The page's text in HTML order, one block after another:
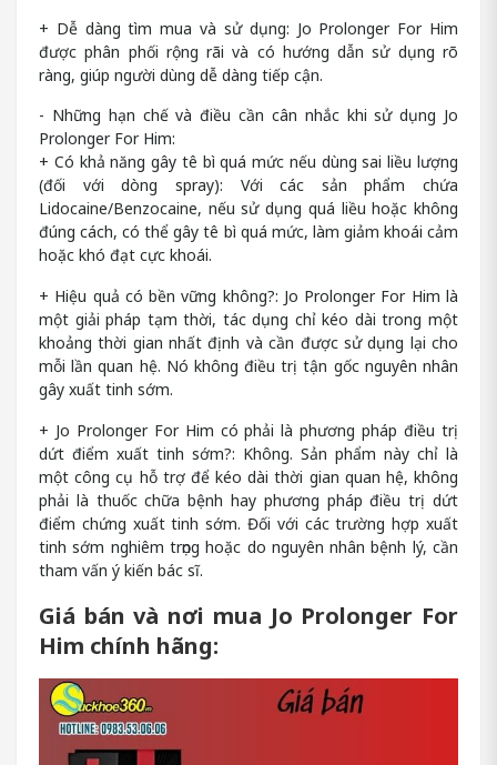
+ Dễ dàng tìm mua và sử dụng: Jo Prolonger For Him
được phân phối rộng rãi và có hướng dẫn sử dụng rõ
ràng, giúp người dùng dễ dàng tiếp cận.
- Những hạn chế và điều cần cân nhắc khi sử dụng Jo
Prolonger For Him:
+ Có khả năng gây tê bì quá mức nếu dùng sai liều lượng
(đối với dòng spray): Với các sản phẩm chứa
Lidocaine/Benzocaine, nếu sử dụng quá liều hoặc không
đúng cách, có thể gây tê bì quá mức, làm giảm khoái cảm
hoặc khó đạt cực khoái.
+ Hiệu quả có bền vững không?: Jo Prolonger For Him là
một giải pháp tạm thời, tác dụng chỉ kéo dài trong một
khoảng thời gian nhất định và cần được sử dụng lại cho
mỗi lần quan hệ. Nó không điều trị tận gốc nguyên nhân
gây xuất tinh sớm.
+ Jo Prolonger For Him có phải là phương pháp điều trị
dứt điểm xuất tinh sớm?: Không. Sản phẩm này chỉ là
một công cụ hỗ trợ để kéo dài thời gian quan hệ, không
phải là thuốc chữa bệnh hay phương pháp điều trị dứt
điểm chứng xuất tinh sớm. Đối với các trường hợp xuất
tinh sớm nghiêm trọng hoặc do nguyên nhân bệnh lý, cần
tham vấn ý kiến bác sĩ.
Giá bán và nơi mua Jo Prolonger For
Him chính hãng: